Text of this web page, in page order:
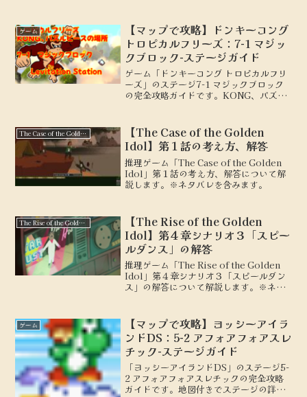
ゲーム
【マップで攻略】ドンキーコング
トロピカルフリーズ：7-1 マジッ
クブロック-ステージガイド
ゲーム「ドンキーコング トロピカルフリ
ーズ」のステージ7-1 マジックブロック
の完全攻略ガイドです。KONG、パズル
The Case of the Golden Idol
【The Case of the Golden
Idol】第１話の考え方、解答
推理ゲーム「The Case of the Golden
Idol」第１話の考え方、解答について解
説します。※ネタバレを含みます。
The Rise of the Golden Idol
【The Rise of the Golden
Idol】第４章シナリオ３「スピー
ルダンス」の解答
推理ゲーム「The Rise of the Golden
Idol」第４章シナリオ３「スピールダン
ス」の解答について解説します。※ネタ
ゲーム
【マップで攻略】ヨッシーアイラ
ンドDS：5-2 アフォアフォアスレ
チック-ステージガイド
「ヨッシーアイランドDS」のステージ5-
2 アフォアフォアスレチックの完全攻略
ガイドです。地図付きでステージの詳細